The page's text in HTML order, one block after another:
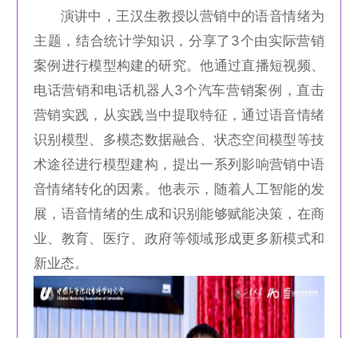
演讲中，王汉生教授以营销中的语音情绪为
主题，结合统计学知识，分享了3个由实际营销
案例进行模型构建的研究。他通过直播短视频、
电话营销和电话机器人3个汽车营销案例，直击
营销实践，从实践当中提取特征，通过语音情绪
识别模型、多模态数据融合、状态空间模型等技
术途径进行模型建构，提出一系列影响营销中语
音情绪转化的因素。他表示，随着人工智能的发
展，语音情绪的生成和识别能够赋能决策，在商
业、教育、医疗、政府等领域形成更多新模式和
新业态。